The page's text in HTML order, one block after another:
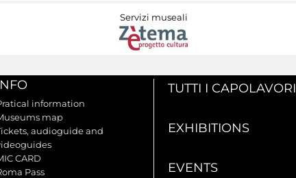
Servizi museali
information
map
audioguide and
CARD
Pass
TUTTI I CAPOLAVORI
EXHIBITIONS
EVENTS